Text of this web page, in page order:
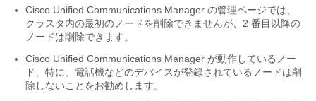
Cisco Unified Communications Manager の管理ページでは、
クラスタ内の最初のノードを削除できませんが、2 番目以降の
ノードは削除できます。
Cisco Unified Communications Manager が動作しているノー
ド、特に、電話機などのデバイスが登録されているノードは削
除しないことをお勧めします。